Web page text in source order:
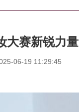
赛新锐力量
06-19 11:29:45